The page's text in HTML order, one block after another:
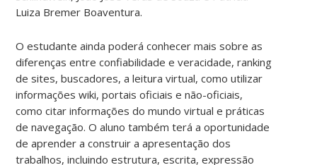
Luiza Bremer Boaventura.
O estudante ainda poderá conhecer mais sobre as
diferenças entre confiabilidade e veracidade, ranking
de sites, buscadores, a leitura virtual, como utilizar
informações wiki, portais oficiais e não-oficiais,
como citar informações do mundo virtual e práticas
de navegação. O aluno também terá a oportunidade
de aprender a construir a apresentação dos
trabalhos, incluindo estrutura, escrita, expressão